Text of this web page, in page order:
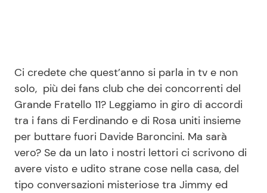
News Spettacolo
Benessere
Casa
Moda e Style
Cucina e Ricette
Consigli di Cucina
Dolci
Ci credete che quest’anno si parla in tv e non
solo, più dei fans club che dei concorrenti del
Grande Fratello 11? Leggiamo in giro di accordi
tra i fans di Ferdinando e di Rosa uniti insieme
per buttare fuori Davide Baroncini. Ma sarà
vero? Se da un lato i nostri lettori ci scrivono di
avere visto e udito strane cose nella casa, del
tipo conversazioni misteriose tra Jimmy ed